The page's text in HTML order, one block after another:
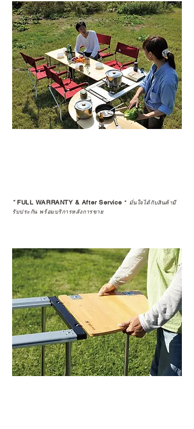
*FULL WARRANTY & After Service * มั่นใจได้กับสินค้ามี
รับประกัน พร้อมบริการหลังการขาย